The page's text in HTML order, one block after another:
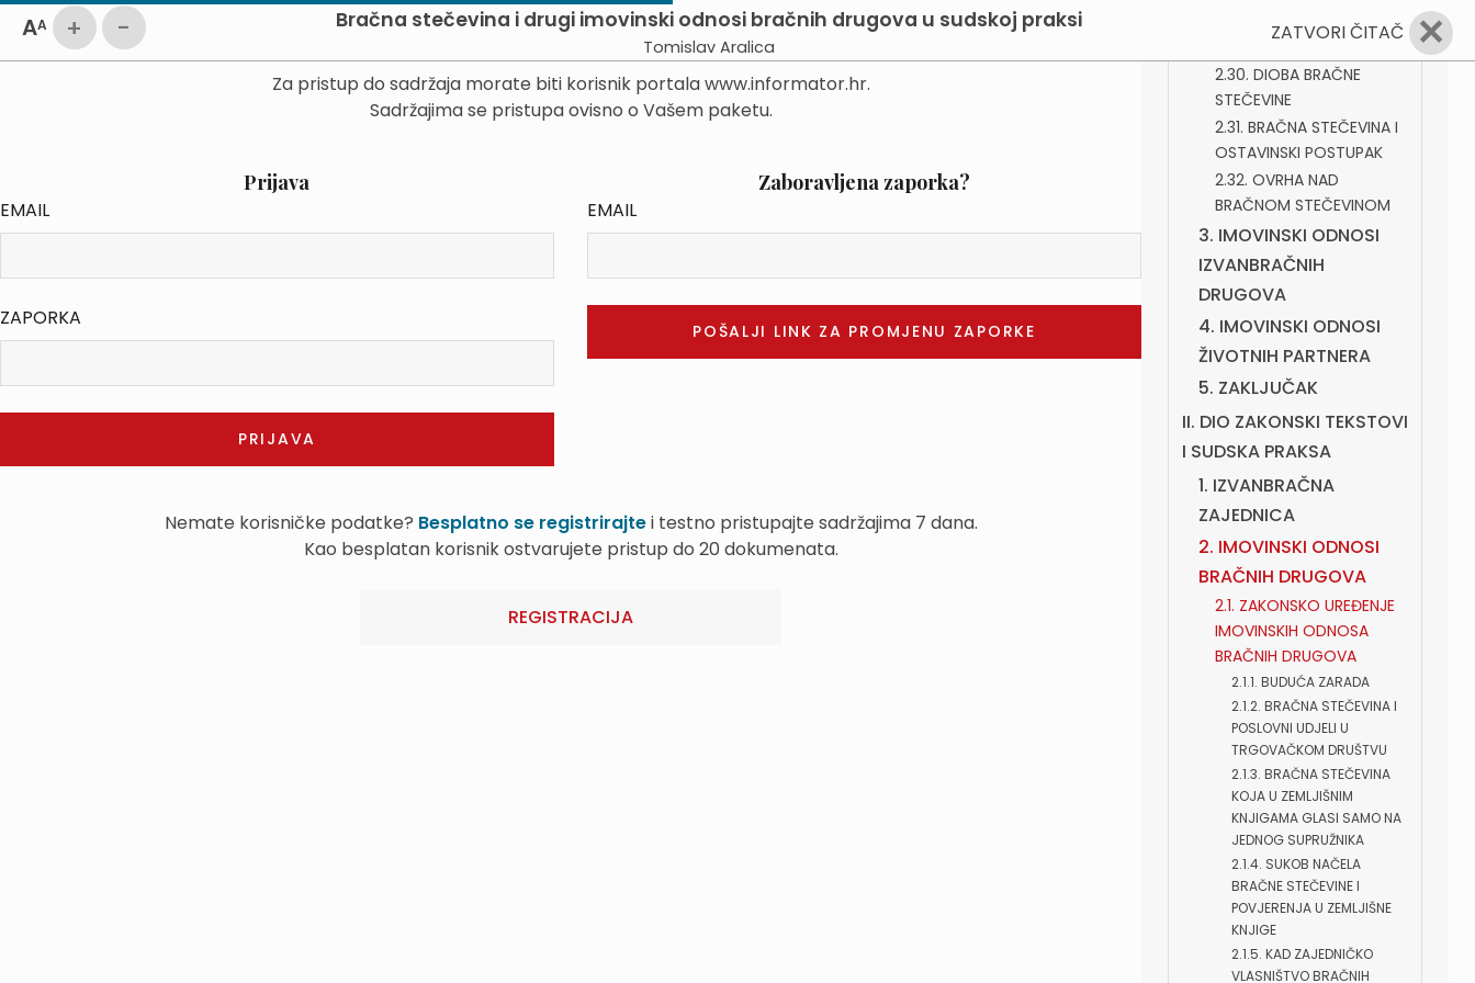
AA + - Bračna stečevina i drugi imovinski odnosi bračnih drugova u sudskoj praksi
Tomislav Aralica
ZATVORI ČITAČ ✕
Za pristup do sadržaja morate biti korisnik portala www.informator.hr.
Sadržajima se pristupa ovisno o Vašem paketu.
Prijava
EMAIL
ZAPORKA
Zaboravljena zaporka?
EMAIL
Nemate korisničke podatke? Besplatno se registrirajtei testno pristupajte sadržajima 7 dana.
Kao besplatan korisnik ostvarujete pristup do 20 dokumenata.
REGISTRACIJA
JEDNOG BRAČNOG
2.30. DIOBA BRAČNE
STEČEVINE
2.31. BRAČNA STEČEVINA I
OSTAVINSKI POSTUPAK
2.32. OVRHA NAD
BRAČNOM STEČEVINOM
3. IMOVINSKI ODNOSI
IZVANBRAČNIH
DRUGOVA
4. IMOVINSKI ODNOSI
ŽIVOTNIH PARTNERA
5. ZAKLJUČAK
II. DIO ZAKONSKI TEKSTOVI
I SUDSKA PRAKSA
1. IZVANBRAČNA
ZAJEDNICA
2. IMOVINSKI ODNOSI
BRAČNIH DRUGOVA
2.1. ZAKONSKO UREĐENJE
IMOVINSKIH ODNOSA
BRAČNIH DRUGOVA
2.1.1. BUDUĆA ZARADA
2.1.2. BRAČNA STEČEVINA I
POSLOVNI UDJELI U
TRGOVAČKOM DRUŠTVU
2.1.3. BRAČNA STEČEVINA
KOJA U ZEMLJIŠNIM
KNJIGAMA GLASI SAMO NA
JEDNOG SUPRUŽNIKA
2.1.4. SUKOB NAČELA
BRAČNE STEČEVINE I
POVJERENJA U ZEMLJIŠNE
KNJIGE
2.1.5. KAD ZAJEDNIČKO
VLASNIŠTVO BRAČNIH